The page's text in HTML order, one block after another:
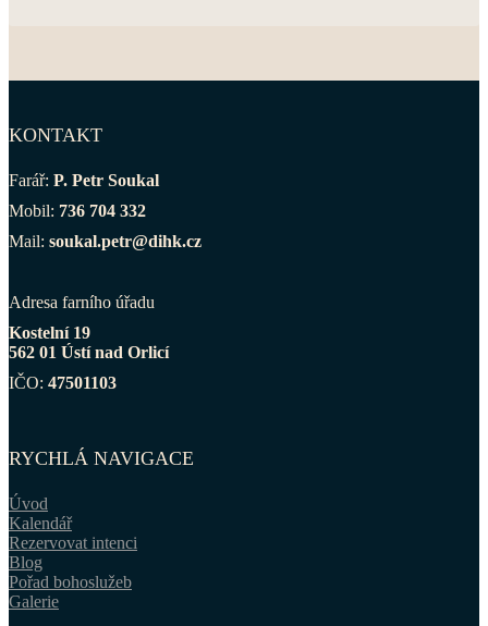
KONTAKT
Farář: P. Petr Soukal
Mobil: 736 704 332
Mail: soukal.petr@dihk.cz
Adresa farního úřadu
Kostelní 19
562 01 Ústí nad Orlicí
IČO: 47501103
RYCHLÁ NAVIGACE
Úvod
Kalendář
Rezervovat intenci
Blog
Pořad bohoslužeb
Galerie